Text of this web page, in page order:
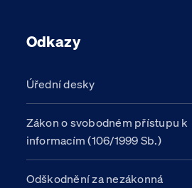
Odkazy
Úřední desky
Zákon o svobodném přístupu k
informacím (106/1999 Sb.)
Odškodnění za nezákonná